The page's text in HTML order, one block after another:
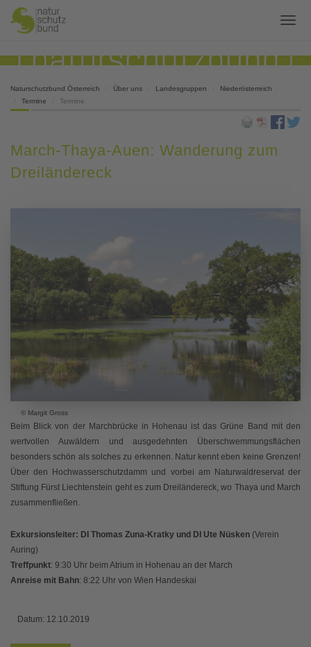
Naturschutzbund Österreich Über uns Landesgruppen
Niederösterreich
Termine
Termine
March-Thaya-Auen: Wanderung zum
Dreiländereck
© Margit Gross
Beim Blick von der Marchbrücke in Hohenau ist das Grüne Band mit den
wertvollen Auwäldern und ausgedehnten Überschwemmungsflächen
besonders schön als solches zu erkennen. Natur kennt eben keine Grenzen!
Über den Hochwasserschutzdamm und vorbei am Naturwaldreservat der
Stiftung Fürst Liechtenstein geht es zum Dreiländereck, wo Thaya und March
zusammenfließen.
Exkursionsleiter: DI Thomas Zuna-Kratky und DI Ute Nüsken (Verein
Auring)
Treffpunkt: 9:30 Uhr beim Atrium in Hohenau an der March
Anreise mit Bahn: 8:22 Uhr von Wien Handeskai
Datum: 12.10.2019